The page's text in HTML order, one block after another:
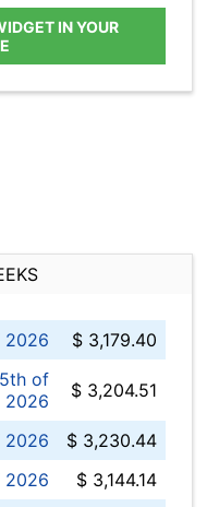
IN YOUR
2026
$ 3,179.40
of
2026
$ 3,204.51
2026
$ 3,230.44
2026
$ 3,144.14